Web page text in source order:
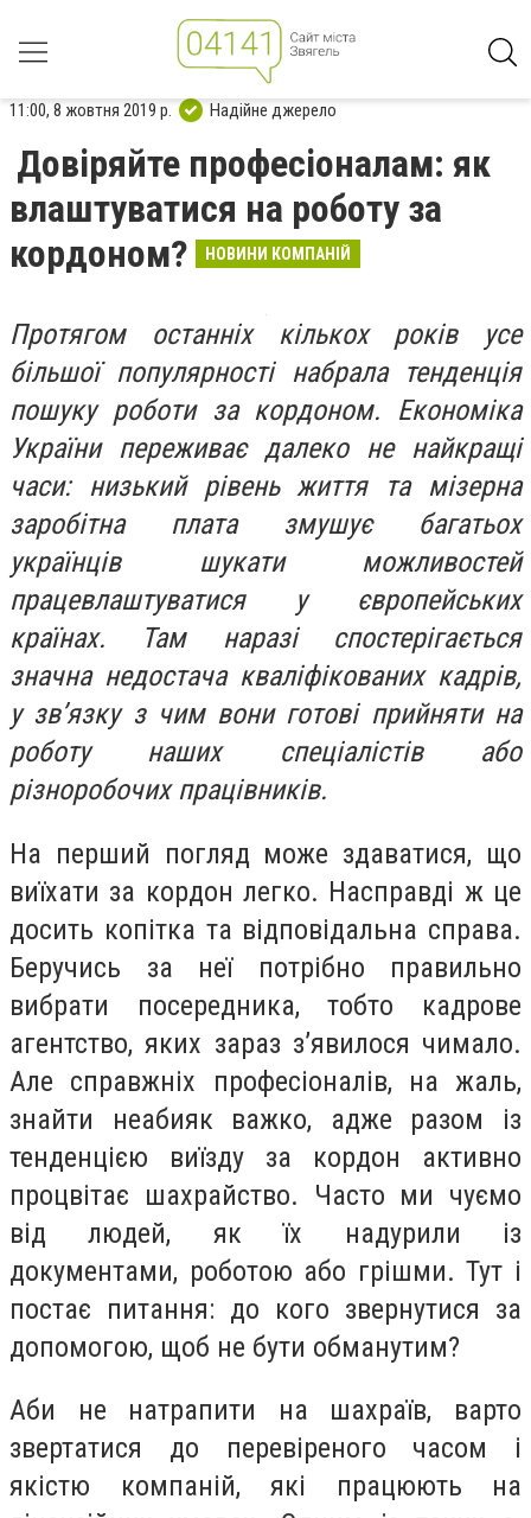
11:00, 8 жовтня 2019 р. Надійне джерело
Довіряйте професіоналам: як
влаштуватися на роботу за
кордоном?
НОВИНИ КОМПАНІЙ
Протягом останніх кількох років усе
більшої популярності набрала тенденція
пошуку роботи за кордоном. Економіка
України переживає далеко не найкращі
часи: низький рівень життя та мізерна
заробітна плата змушує багатьох
українців шукати можливостей
працевлаштуватися у європейських
країнах. Там наразі спостерігається
значна недостача кваліфікованих кадрів,
у зв’язку з чим вони готові прийняти на
роботу наших спеціалістів або
різноробочих працівників.
На перший погляд може здаватися, що
виїхати за кордон легко. Насправді ж це
досить копітка та відповідальна справа.
Беручись за неї потрібно правильно
вибрати посередника, тобто кадрове
агентство, яких зараз з’явилося чимало.
Але справжніх професіоналів, на жаль,
знайти неабияк важко, адже разом із
тенденцією виїзду за кордон активно
процвітає шахрайство. Часто ми чуємо
від людей, як їх надурили із
документами, роботою або грішми. Тут і
постає питання: до кого звернутися за
допомогою, щоб не бути обманутим?
Аби не натрапити на шахраїв, варто
звертатися до перевіреного часом і
якістю компаній, які працюють на